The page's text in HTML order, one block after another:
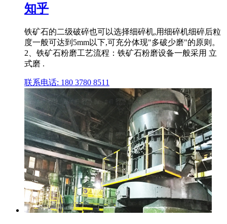
知乎
铁矿石的二级破碎也可以选择细碎机,用细碎机细碎后粒
度一般可达到5mm以下,可充分体现"多破少磨"的原则。
2、铁矿石粉磨工艺流程：铁矿石粉磨设备一般采用 立
式磨 .
联系电话: 180 3780 8511